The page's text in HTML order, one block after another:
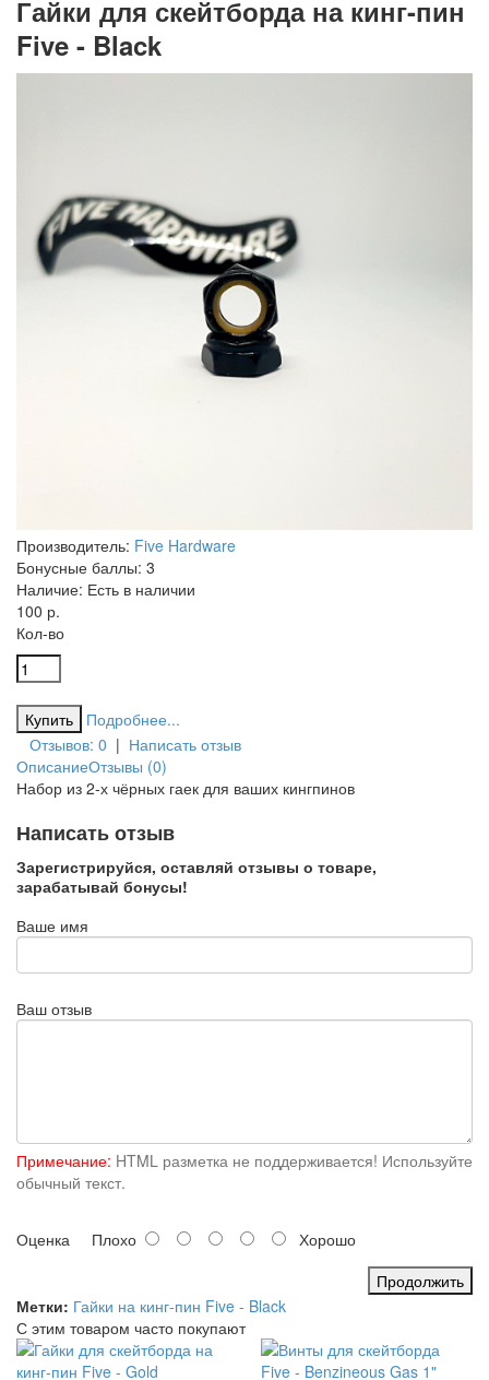
Гайки для скейтборда на кинг-пин
Five - Black
Производитель: Five Hardware
Бонусные баллы: 3
Наличие: Есть в наличии
100 р.
Кол-во
Подробнее...
Отзывов: 0 | Написать отзыв
ОписаниеОтзывы (0)
Набор из 2-х чёрных гаек для ваших кингпинов
Написать отзыв
Зарегистрируйся, оставляй отзывы о товаре,
зарабатывай бонусы!
Ваше имя
Ваш отзыв
Примечание: HTML разметка не поддерживается! Используйте
обычный текст.
Оценка Плохо
Хорошо
Продолжить
Метки: Гайки на кинг-пин Five - Black
С этим товаром часто покупают